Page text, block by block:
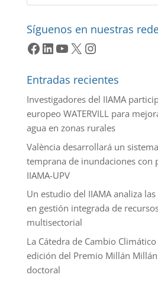
Síguenos en nuestras
Facebook
LinkedIn
YouTube
X Instagram
Entradas recientes
Investigadores del IIAMA
europeo WATERVILL para
agua en zonas rurales
València desarrollará un
temprana de inundaciones con
IIAMA-UPV
Un estudio del IIAMA analiza
en gestión integrada de
multisectorial
La Cátedra de Cambio
edición del Premio Millán
doctoral